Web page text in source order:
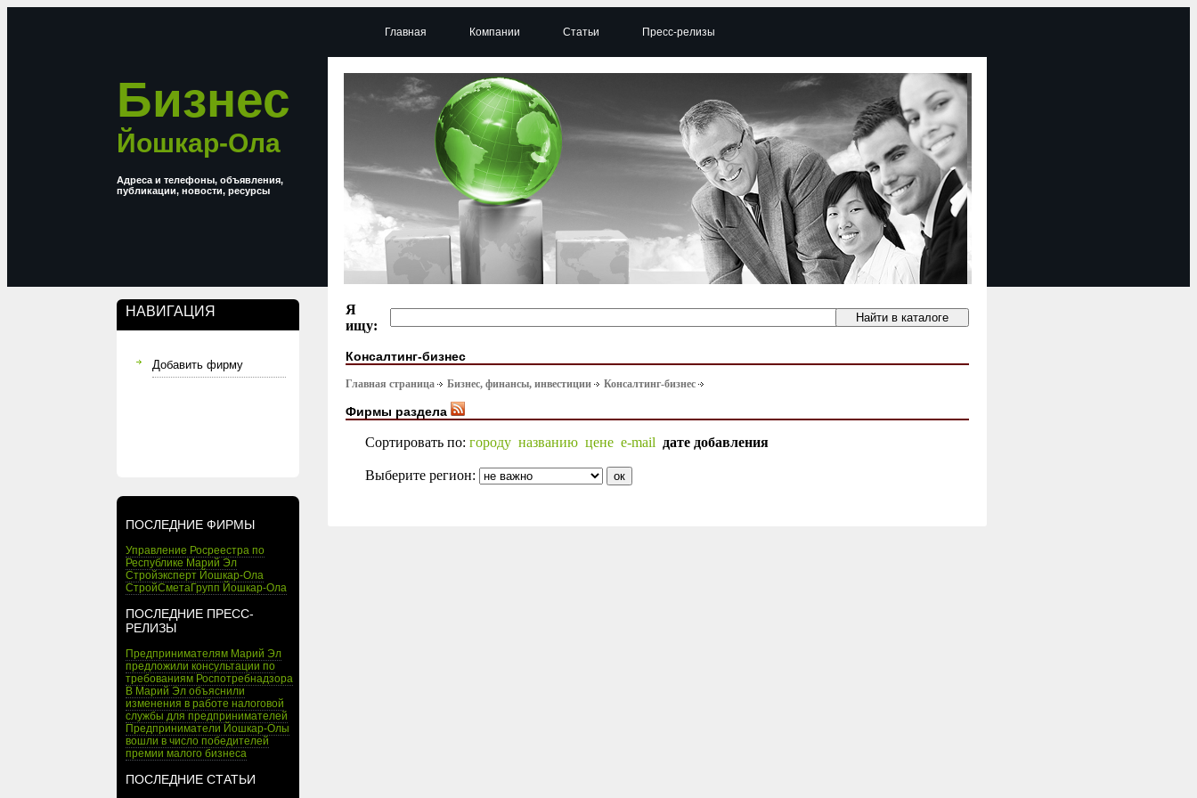
Бизнес
Йошкар-Ола
Адреса и телефоны, объявления,
публикации, новости, ресурсы
НАВИГАЦИЯ
Добавить фирму
ПОСЛЕДНИЕ ФИРМЫ
Управление Росреестра по
Республике Марий Эл
Стройэксперт Йошкар-Ола
СтройСметаГрупп Йошкар-Ола
ПОСЛЕДНИЕ ПРЕСС-
РЕЛИЗЫ
Предпринимателям Марий Эл
предложили консультации по
требованиям Роспотребнадзора
В Марий Эл объяснили
изменения в работе налоговой
службы для предпринимателей
Предприниматели Йошкар-Олы
вошли в число победителей
премии малого бизнеса
ПОСЛЕДНИЕ СТАТЬИ
Главная Компании Статьи Пресс-релизы
Я
ищу:
Консалтинг-бизнес
Главная страница Бизнес, финансы, инвестиции Консалтинг-бизнес
Фирмы раздела
Сортировать по: городу названию цене e-mail дате добавления
Выберите регион: